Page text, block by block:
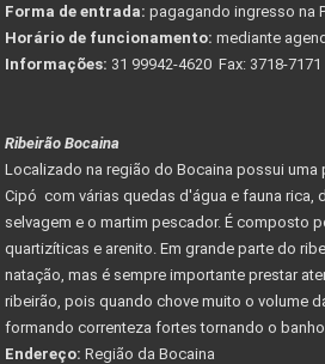
Forma de entrada: pagagando ingresso na
Horário de funcionamento: mediante
Informações: 31 99942-4620 Fax: 3718-7171
Ribeirão Bocaina
Localizado na região do Bocaina possui uma
Cipó com várias quedas d'água e fauna rica,
selvagem e o martim pescador. É composto
quartizíticas e arenito. Em grande parte do
natação, mas é sempre importante prestar
ribeirão, pois quando chove muito o volume
formando correnteza fortes tornando o
Endereço: Região da Bocaina